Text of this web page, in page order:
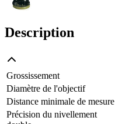
Description
Grossissement
Diamètre de l'objectif
Distance minimale de mesure
Précision du nivellement